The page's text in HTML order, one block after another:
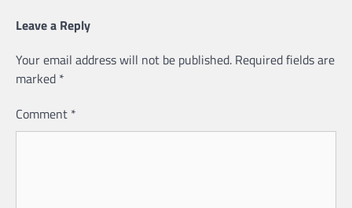
Leave a Reply
Your email address will not be published. Required fields are
marked *
Comment *